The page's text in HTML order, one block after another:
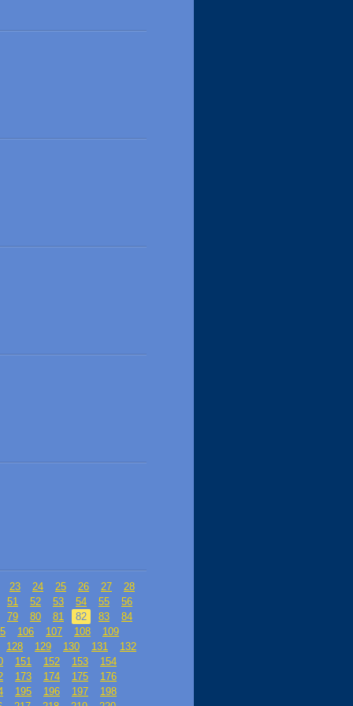
23 24 25 26 27
28
51
52 53 54 55
56
79
80 81 82 83
84
106 107 108
109
128
129 130 131
132
151 152 153
154
173 174 175
176
195 196 197
198